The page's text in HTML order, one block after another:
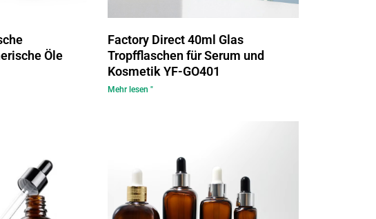
Öle
Factory Direct 40ml Glas
Tropfflaschen für Serum und
Kosmetik YF-GO401
Mehr lesen "